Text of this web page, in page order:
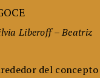
Liberoff – Beatriz
del concepto